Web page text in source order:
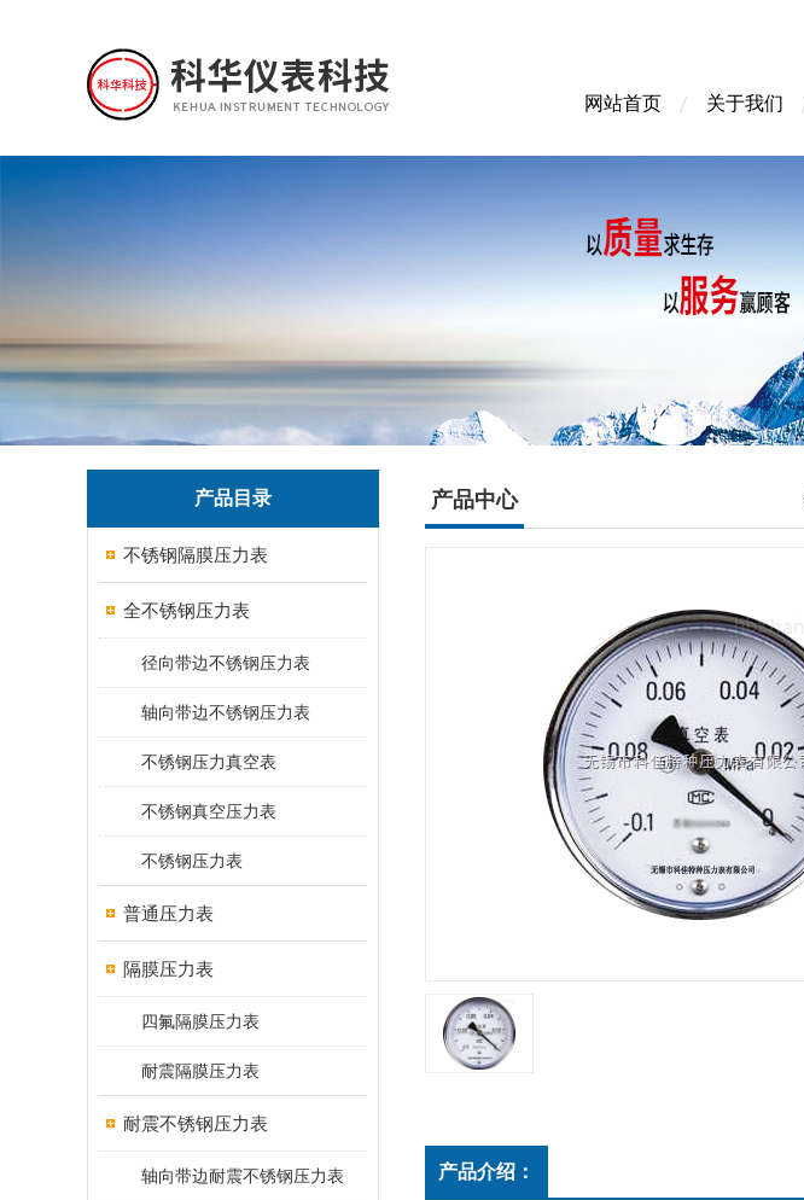
网站首页 关于我们
产品目录
不锈钢隔膜压力表
全不锈钢压力表
径向带边不锈钢压力表
轴向带边不锈钢压力表
不锈钢压力真空表
不锈钢真空压力表
不锈钢压力表
普通压力表
隔膜压力表
四氟隔膜压力表
耐震隔膜压力表
耐震不锈钢压力表
轴向带边耐震不锈钢压力表
产品中心
产品介绍：